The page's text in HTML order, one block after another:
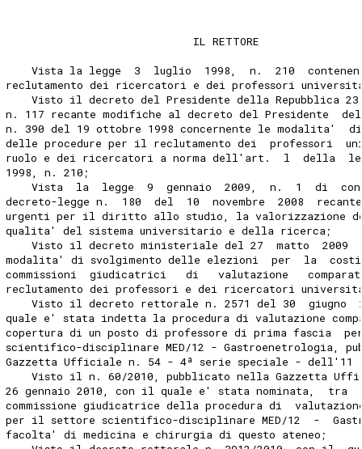
                             IL RETTORE
Vista la legge  3  luglio  1998,  n.  210
reclutamento dei ricercatori e dei professori
Visto il decreto del Presidente della Repubblica
n. 117 recante modifiche al decreto del Presidente
n. 390 del 19 ottobre 1998 concernente le modalita'  di
delle procedure per il reclutamento dei  professori
ruolo e dei ricercatori a norma dell'art.  l  della
1998, n. 210;
Vista  la  legge  9  gennaio  2009,  n.  1  di
decreto-legge n.  180  del  10  novembre  2008
urgenti per il diritto allo studio, la valorizzazione
qualita' del sistema universitario e della ricerca;
Visto il decreto ministeriale del 27  matto  2009
modalita' di svolgimento delle elezioni  per  la
commissioni  giudicatrici   di   valutazione
reclutamento dei professori e dei ricercatori
Visto il decreto rettorale n. 2571 del 30  giugno
quale e' stata indetta la procedura di valutazione
copertura di un posto di professore di prima fascia
scientifico-disciplinare MED/12 - Gastroenetrologia,
Gazzetta Ufficiale n. 54 - 4ª serie speciale -
Visto il n. 60/2010, pubblicato nella Gazzetta
26 gennaio 2010, con il quale e' stata nominata,
commissione giudicatrice della procedura di
per il settore scientifico-disciplinare MED/12  -
facolta' di medicina e chirurgia di questo ateneo;